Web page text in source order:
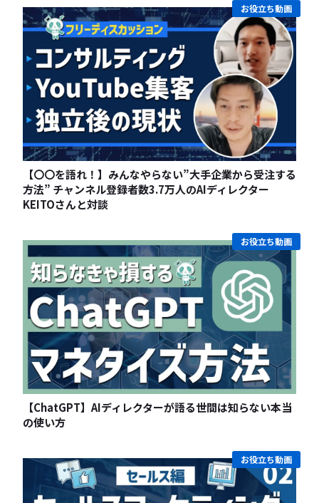
お役立ち動画
【〇〇を語れ！】みんなやらない”大手企業から受注する
方法” チャンネル登録者数3.7万人のAIディレクター
KEITOさんと対談
お役立ち動画
【ChatGPT】AIディレクターが語る世間は知らない本当
の使い方
お役立ち動画